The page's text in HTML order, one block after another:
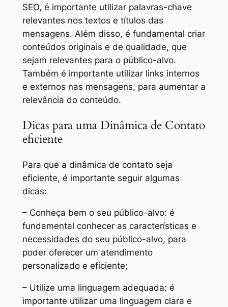
SEO, é importante utilizar palavras-chave
relevantes nos textos e títulos das
mensagens. Além disso, é fundamental criar
conteúdos originais e de qualidade, que
sejam relevantes para o público-alvo.
Também é importante utilizar links internos
e externos nas mensagens, para aumentar a
relevância do conteúdo.
Dicas para uma Dinâmica de Contato
eficiente
Para que a dinâmica de contato seja
eficiente, é importante seguir algumas
dicas:
– Conheça bem o seu público-alvo: é
fundamental conhecer as características e
necessidades do seu público-alvo, para
poder oferecer um atendimento
personalizado e eficiente;
– Utilize uma linguagem adequada: é
importante utilizar uma linguagem clara e